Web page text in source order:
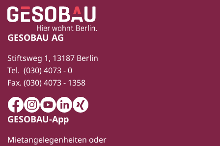
Fußbereich
Zur Startseite
GESOBAU AG
Stiftsweg 1, 13187 Berlin
Tel. (030) 4073 - 0
Fax. (030) 4073 - 1358
FacebookInstagram
YoutubeLinkedIn
Xing
GESOBAU-App
Mietangelegenheiten oder